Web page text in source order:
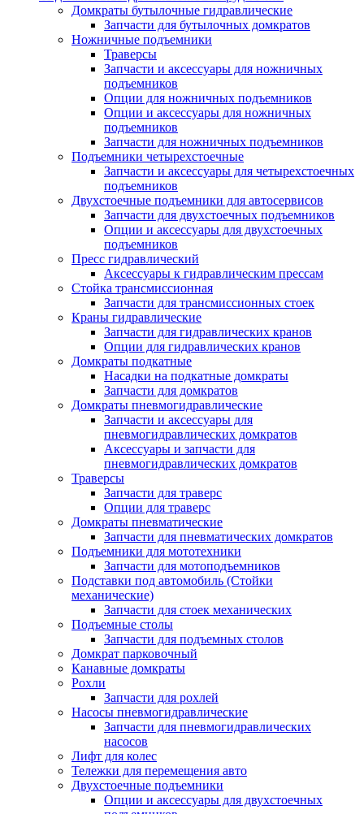
Домкраты бутылочные гидравлические
Запчасти для бутылочных домкратов
Ножничные подъемники
Траверсы
Запчасти и аксессуары для ножничных
подъемников
Опции для ножничных подъемников
Опции и аксессуары для ножничных
подъемников
Запчасти для ножничных подъемников
Подъемники четырехстоечные
Запчасти и аксессуары для четырехстоечных
подъемников
Двухстоечные подъемники для автосервисов
Запчасти для двухстоечных подъемников
Опции и аксессуары для двухстоечных
подъемников
Пресс гидравлический
Аксессуары к гидравлическим прессам
Стойка трансмиссионная
Запчасти для трансмиссионных стоек
Краны гидравлические
Запчасти для гидравлических кранов
Опции для гидравлических кранов
Домкраты подкатные
Насадки на подкатные домкраты
Запчасти для домкратов
Домкраты пневмогидравлические
Запчасти и аксессуары для
пневмогидравлических домкратов
Аксессуары и запчасти для
пневмогидравлических домкратов
Траверсы
Запчасти для траверс
Опции для траверс
Домкраты пневматические
Запчасти для пневматических домкратов
Подъемники для мототехники
Запчасти для мотоподъемников
Подставки под автомобиль (Стойки
механические)
Запчасти для стоек механических
Подъемные столы
Запчасти для подъемных столов
Домкрат парковочный
Канавные домкраты
Рохли
Запчасти для рохлей
Насосы пневмогидравлические
Запчасти для пневмогидравлических
насосов
Лифт для колес
Тележки для перемещения авто
Двухстоечные подъемники
Опции и аксессуары для двухстоечных